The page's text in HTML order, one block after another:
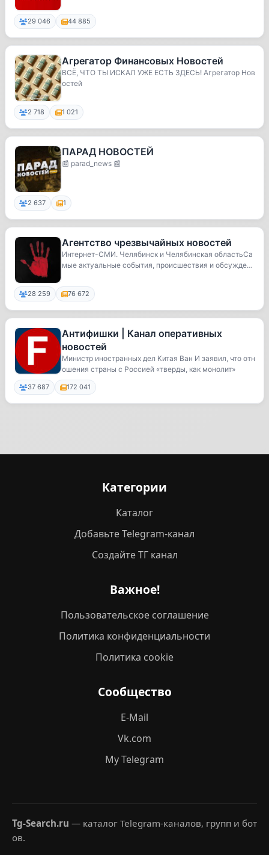
29 046 44 885
Агрегатор Финансовых Новостей
ВСЁ, ЧТО ТЫ ИСКАЛ УЖЕ ЕСТЬ ЗДЕСЬ! Агрегатор Нов
остей
2 718 1 021
ПАРАД НОВОСТЕЙ
📰 parad_news 📰
2 637 1
Агентство чрезвычайных новостей
Интернет-СМИ. Челябинск и Челябинская областьСа
мые актуальные события, происшествия и обсуждени
28 259 76 672
Антифишки | Канал оперативных
новостей
Министр иностранных дел Китая Ван И заявил, что отн
ошения страны с Россией «тверды, как монолит»
37 687 172 041
Категории
Каталог
Добавьте Telegram-канал
Создайте ТГ канал
Важное!
Пользовательское соглашение
Политика конфиденциальности
Политика cookie
Сообщество
E-Mail
Vk.com
My Telegram
Tg-Search.ru — каталог Telegram-каналов, групп и бот
ов.